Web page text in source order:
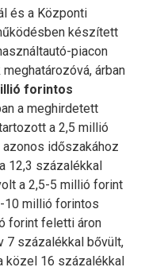
és a Központi
készített
piacon
árban
forintos
a meghirdetett
a 2,5 millió
időszakához
12,3 százalékkal
a 2,5-5 millió forint
10 millió forintos
forint feletti áron
7 százalékkal bővült,
közel 16 százalékkal